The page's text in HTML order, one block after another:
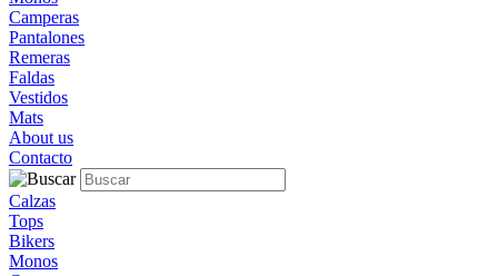
Camperas
Pantalones
Remeras
Faldas
Vestidos
Mats
About us
Contacto
Calzas
Tops
Bikers
Monos